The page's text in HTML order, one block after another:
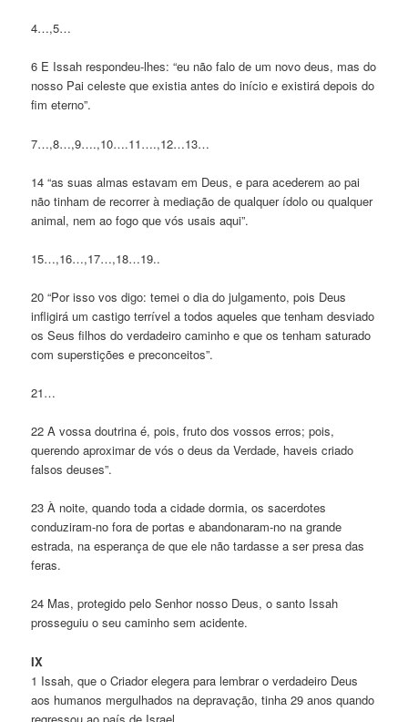
4…,5…
6 E Issah respondeu-lhes: “eu não falo de um novo deus, mas do
nosso Pai celeste que existia antes do início e existirá depois do
fim eterno”.
7…,8…,9….,10….11….,12…13…
14 “as suas almas estavam em Deus, e para acederem ao pai
não tinham de recorrer à mediação de qualquer ídolo ou qualquer
animal, nem ao fogo que vós usais aqui”.
15…,16…,17…,18…19..
20 “Por isso vos digo: temei o dia do julgamento, pois Deus
infligirá um castigo terrível a todos aqueles que tenham desviado
os Seus filhos do verdadeiro caminho e que os tenham saturado
com superstições e preconceitos”.
21…
22 A vossa doutrina é, pois, fruto dos vossos erros; pois,
querendo aproximar de vós o deus da Verdade, haveis criado
falsos deuses”.
23 À noite, quando toda a cidade dormia, os sacerdotes
conduziram-no fora de portas e abandonaram-no na grande
estrada, na esperança de que ele não tardasse a ser presa das
feras.
24 Mas, protegido pelo Senhor nosso Deus, o santo Issah
prosseguiu o seu caminho sem acidente.
IX
1 Issah, que o Criador elegera para lembrar o verdadeiro Deus
aos humanos mergulhados na depravação, tinha 29 anos quando
regressou ao país de Israel.